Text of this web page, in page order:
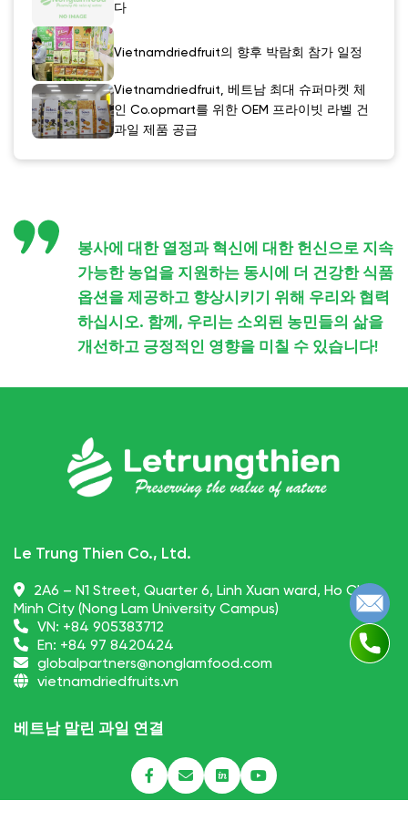
다
Vietnamdriedfruit의 향후 박람회 참가 일정
Vietnamdriedfruit, 베트남 최대 슈퍼마켓 체
인 Co.opmart를 위한 OEM 프라이빗 라벨 건
과일 제품 공급
봉사에 대한 열정과 혁신에 대한 헌신으로 지속
가능한 농업을 지원하는 동시에 더 건강한 식품
옵션을 제공하고 향상시키기 위해 우리와 협력
하십시오. 함께, 우리는 소외된 농민들의 삶을
개선하고 긍정적인 영향을 미칠 수 있습니다!
Le Trung Thien Co., Ltd.
2A6 – N1 Street, Quarter 6, Linh Xuan ward, Ho Chi
Minh City (Nong Lam University Campus)
VN: +84 905383712
En: +84 97 8420424
globalpartners@nonglamfood.com
vietnamdriedfruits.vn
베트남 말린 과일 연결